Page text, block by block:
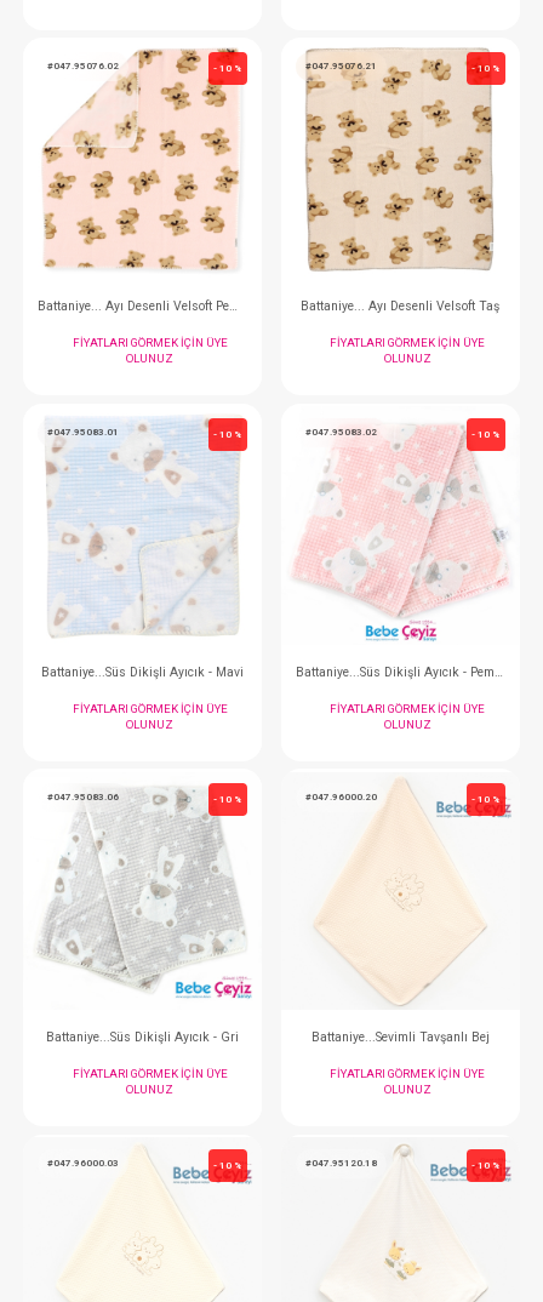
Battaniye... Ayı Desenli Velsoft - Yeşil
FIYATLARI GÖRMEK IÇIN ÜYE
OLUNUZ
FIYATLARI
OLUNUZ
#047.95076.02
FIYATLARI GÖRMEK IÇIN ÜYE
OLUNUZ
#047.95076.21
Battaniye... Ayı
FIYATLARI
OLUNUZ
#047.95083.01 - 10 %
Battaniye...Süs Dikişli Ayıcık - Mavi
OLUNUZ
#047.95083.02
OLUNUZ